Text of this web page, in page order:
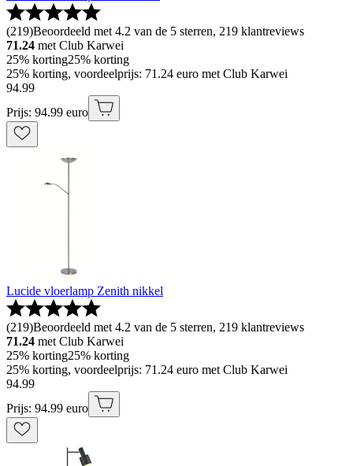
(219)Beoordeeld met 4.2 van de 5 sterren, 219 klantreviews
71.24 met Club Karwei
25% korting25% korting
25% korting, voordeelprijs: 71.24 euro met Club Karwei
94.99
Prijs: 94.99 euro
Lucide vloerlamp Zenith nikkel
(219)Beoordeeld met 4.2 van de 5 sterren, 219 klantreviews
71.24 met Club Karwei
25% korting25% korting
25% korting, voordeelprijs: 71.24 euro met Club Karwei
94.99
Prijs: 94.99 euro